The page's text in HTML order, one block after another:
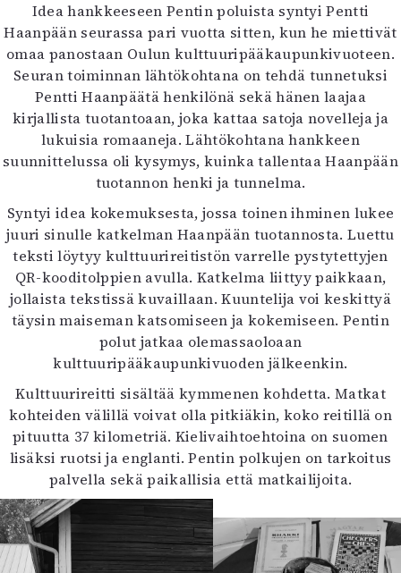
Idea hankkeeseen Pentin poluista syntyi Pentti
Haanpään seurassa pari vuotta sitten, kun he miettivät
omaa panostaan Oulun kulttuuripääkaupunkivuoteen.
Seuran toiminnan lähtökohtana on tehdä tunnetuksi
Pentti Haanpäätä henkilönä sekä hänen laajaa
kirjallista tuotantoaan, joka kattaa satoja novelleja ja
lukuisia romaaneja. Lähtökohtana hankkeen
suunnittelussa oli kysymys, kuinka tallentaa Haanpään
tuotannon henki ja tunnelma.
Syntyi idea kokemuksesta, jossa toinen ihminen lukee
juuri sinulle katkelman Haanpään tuotannosta. Luettu
teksti löytyy kulttuurireitistön varrelle pystytettyjen
QR-kooditolppien avulla. Katkelma liittyy paikkaan,
jollaista tekstissä kuvaillaan. Kuuntelija voi keskittyä
täysin maiseman katsomiseen ja kokemiseen. Pentin
polut jatkaa olemassaoloaan
kulttuuripääkaupunkivuoden jälkeenkin.
Kulttuurireitti sisältää kymmenen kohdetta. Matkat
kohteiden välillä voivat olla pitkiäkin, koko reitillä on
pituutta 37 kilometriä. Kielivaihtoehtoina on suomen
lisäksi ruotsi ja englanti. Pentin polkujen on tarkoitus
palvella sekä paikallisia että matkailijoita.